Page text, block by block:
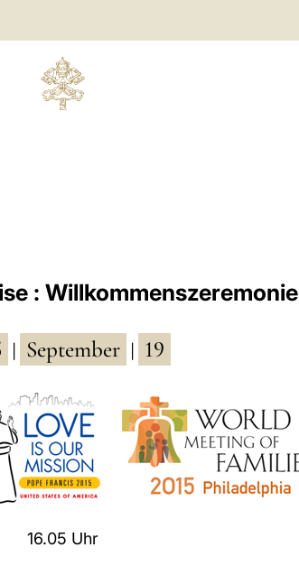
: Willkommenszeremonie
September 19
16.05 Uhr